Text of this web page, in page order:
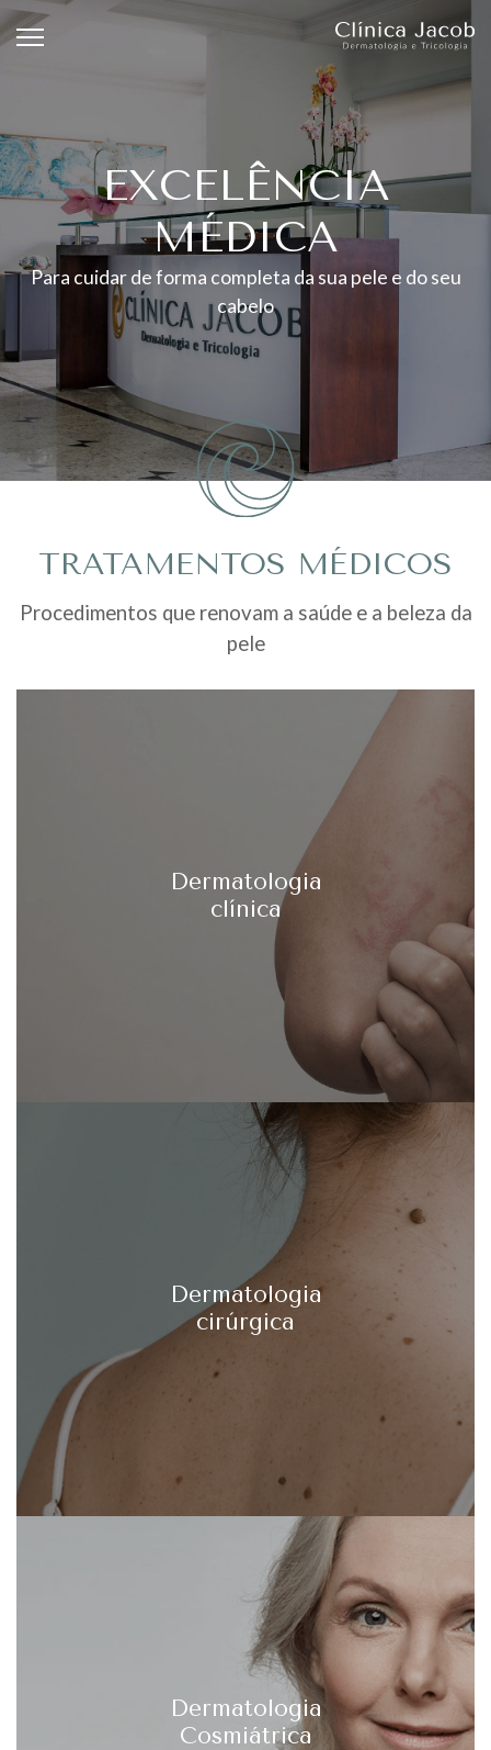
EXCELÊNCIA
MÉDICA
Para cuidar de forma completa da sua pele e do seu
cabelo
TRATAMENTOS MÉDICOS
Procedimentos que renovam a saúde e a beleza da
pele
Dermatologia
clínica
Dermatologia
cirúrgica
Dermatologia
Cosmiátrica